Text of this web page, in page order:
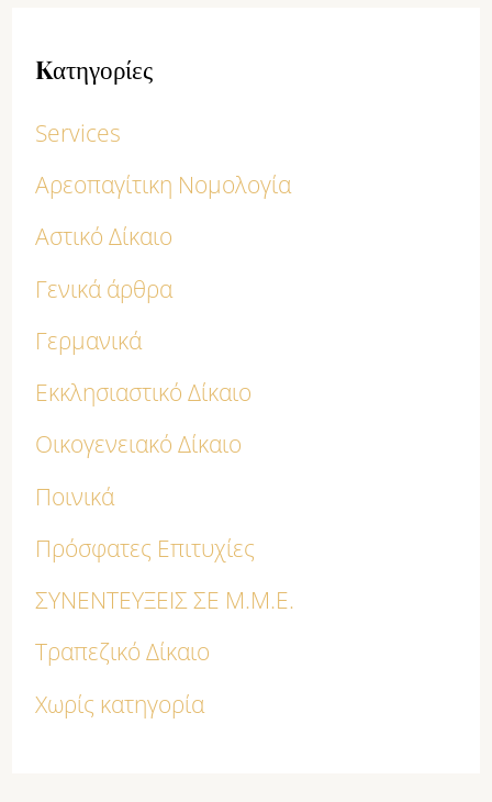
Kατηγορίες
Services
Αρεοπαγίτικη Νομολογία
Αστικό Δίκαιο
Γενικά άρθρα
Γερμανικά
Εκκλησιαστικό Δίκαιο
Οικογενειακό Δίκαιο
Ποινικά
Πρόσφατες Επιτυχίες
ΣΥΝΕΝΤΕΥΞΕΙΣ ΣΕ Μ.Μ.Ε.
Τραπεζικό Δίκαιο
Χωρίς κατηγορία